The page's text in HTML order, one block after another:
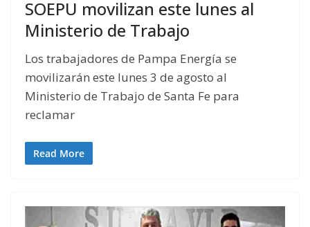
SOEPU movilizan este lunes al
Ministerio de Trabajo
Los trabajadores de Pampa Energía se
movilizarán este lunes 3 de agosto al
Ministerio de Trabajo de Santa Fe para
reclamar
Read More